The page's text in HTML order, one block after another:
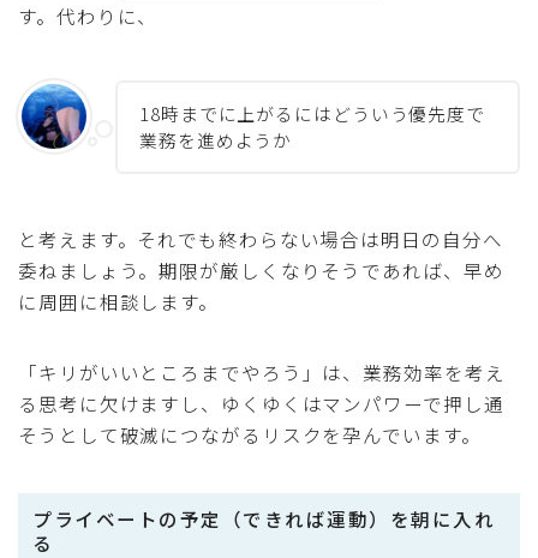
す。代わりに、
18時までに上がるにはどういう優先度で
業務を進めようか
と考えます。それでも終わらない場合は明日の自分へ
委ねましょう。期限が厳しくなりそうであれば、早め
に周囲に相談します。
「キリがいいところまでやろう」は、業務効率を考え
る思考に欠けますし、ゆくゆくはマンパワーで押し通
そうとして破滅につながるリスクを孕んでいます。
プライベートの予定（できれば運動）を朝に入れ
る